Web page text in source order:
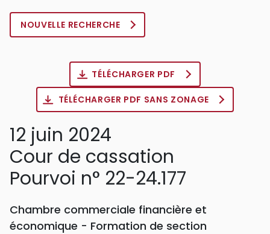
NOUVELLE RECHERCHE
TÉLÉCHARGER PDF
TÉLÉCHARGER PDF SANS ZONAGE
12 juin 2024
Cour de cassation
Pourvoi n° 22-24.177
Chambre commerciale financière et
économique - Formation de section